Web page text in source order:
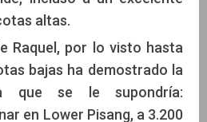
altas.
Raquel, por lo visto hasta
bajas ha demostrado la
que se le supondría:
en Lower Pisang, a 3.200